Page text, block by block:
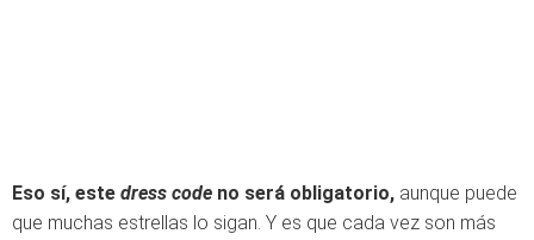
Eso sí, este dress code no será obligatorio, aunque puede
que muchas estrellas lo sigan. Y es que cada vez son más